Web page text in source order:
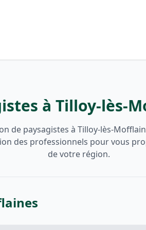
à Tilloy-lès-
de paysagistes à Tilloy-lès-
des professionnels pour vous
de votre région.